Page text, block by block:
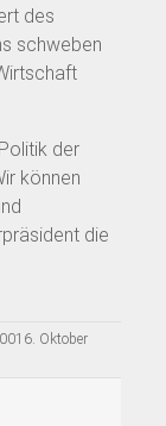
des
schweben
der
können
die
16. Oktober